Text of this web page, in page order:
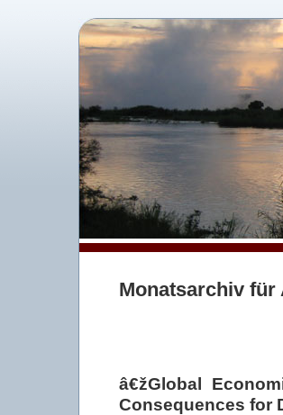
Monatsarchiv für
â€žGlobal
Consequences for